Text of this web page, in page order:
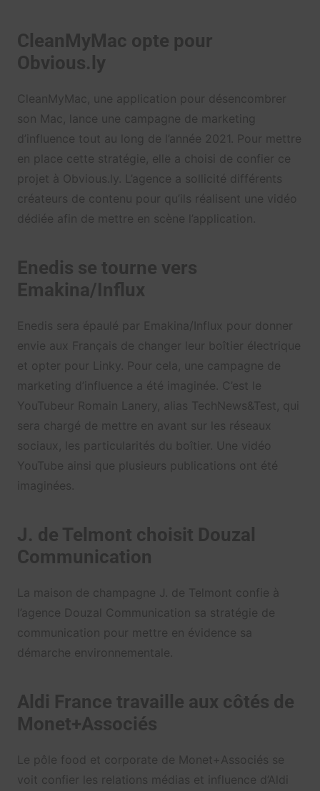
CleanMyMac opte pour
Obvious.ly
CleanMyMac, une application pour désencombrer
son Mac, lance une campagne de marketing
d’influence tout au long de l’année 2021. Pour mettre
en place cette stratégie, elle a choisi de confier ce
projet à Obvious.ly. L’agence a sollicité différents
créateurs de contenu pour qu’ils réalisent une vidéo
dédiée afin de mettre en scène l’application.
Enedis se tourne vers
Emakina/Influx
Enedis sera épaulé par Emakina/Influx pour donner
envie aux Français de changer leur boîtier électrique
et opter pour Linky. Pour cela, une campagne de
marketing d’influence a été imaginée. C’est le
YouTubeur Romain Lanery, alias TechNews&Test, qui
sera chargé de mettre en avant sur les réseaux
sociaux, les particularités du boîtier. Une vidéo
YouTube ainsi que plusieurs publications ont été
imaginées.
J. de Telmont choisit Douzal
Communication
La maison de champagne J. de Telmont confie à
l’agence Douzal Communication sa stratégie de
communication pour mettre en évidence sa
démarche environnementale.
Aldi France travaille aux côtés de
Monet+Associés
Le pôle food et corporate de Monet+Associés se
voit confier les relations médias et influence d’Aldi